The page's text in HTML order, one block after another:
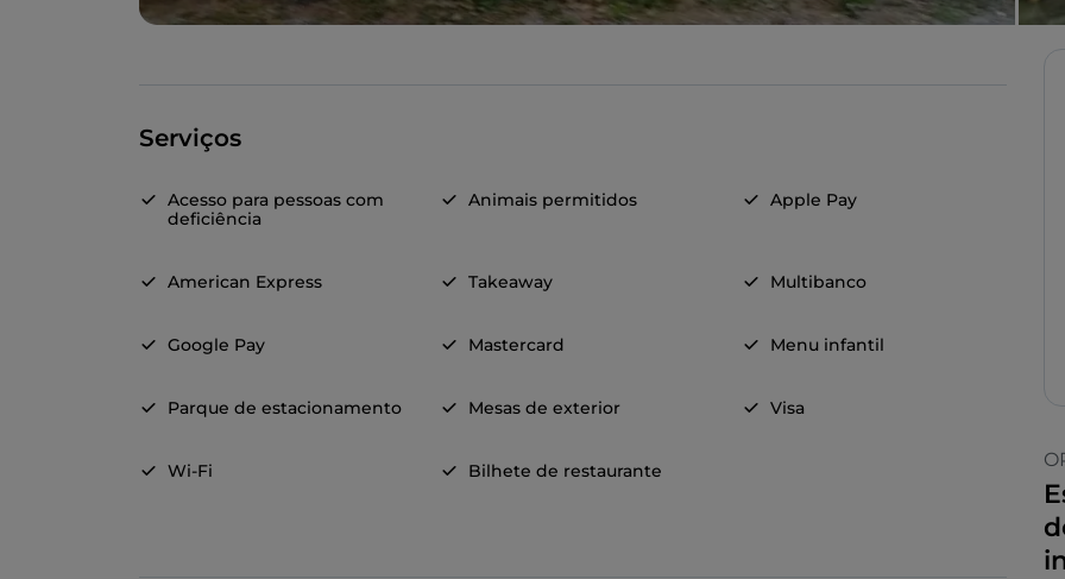
Serviços
Acesso para pessoas com
deficiência
Animais permitidos Apple Pay
American Express Takeaway Multibanco
Google Pay Mastercard Menu infantil
Parque de estacionamento Mesas de exterior Visa
Wi-Fi Bilhete de restaurante